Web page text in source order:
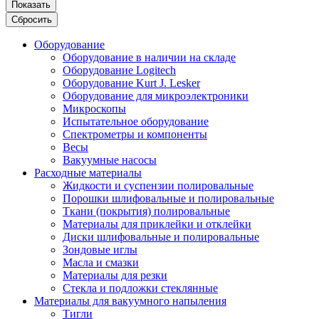
Показать
Сбросить
Оборудование
Оборудование в наличии на складе
Оборудование Logitech
Оборудование Kurt J. Lesker
Оборудование для микроэлектроники
Микроскопы
Испытательное оборудование
Спектрометры и компоненты
Весы
Вакуумные насосы
Расходные материалы
Жидкости и суспензии полировальные
Порошки шлифовальные и полировальные
Ткани (покрытия) полировальные
Материалы для приклейки и отклейки
Диски шлифовальные и полировальные
Зондовые иглы
Масла и смазки
Материалы для резки
Стекла и подложки стеклянные
Материалы для вакуумного напыления
Тигли